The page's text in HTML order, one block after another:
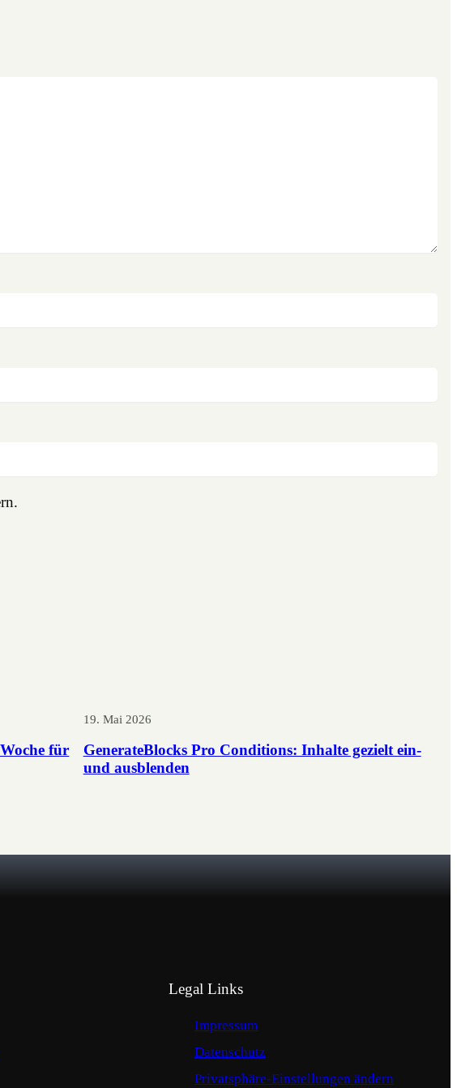
für
19. Mai 2026
GenerateBlocks Pro Conditions: Inhalte gezielt ein-
und ausblenden
Legal Links
Impressum
Datenschutz
Privatsphäre-Einstellungen ändern